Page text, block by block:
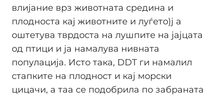
влијание врз животната средина и
плодноста кај животните и луѓето)ј а
оштетува тврдоста на лушпите на јајцата
од птици и ја намалува нивната
популација. Исто така, DDT ги намалил
стапките на плодност и кај морски
цицачи, а таа се подобрила по забраната